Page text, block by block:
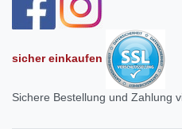
sicher einkaufen
Sichere Bestellung und Zahlung